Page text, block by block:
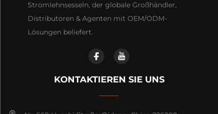
Stromlehnsesseln, der globale Großhändler,
Distributoren & Agenten mit OEM/ODM-
Lösungen beliefert.
KONTAKTIEREN SIE UNS